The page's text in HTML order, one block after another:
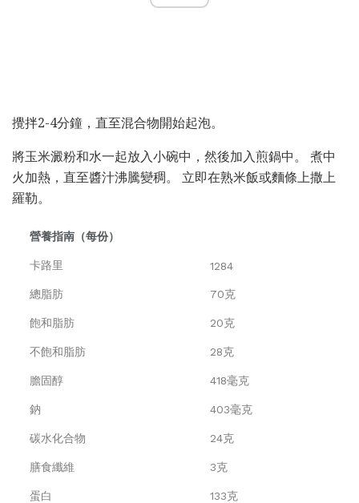
攪拌2-4分鐘，直至混合物開始起泡。
將玉米澱粉和水一起放入小碗中，然後加入煎鍋中。 煮中
火加熱，直至醬汁沸騰變稠。 立即在熟米飯或麵條上撒上
羅勒。
營養指南（每份）
卡路里 1284
總脂肪 70克
飽和脂肪 20克
不飽和脂肪 28克
膽固醇 418毫克
鈉 403毫克
碳水化合物 24克
膳食纖維 3克
蛋白 133克